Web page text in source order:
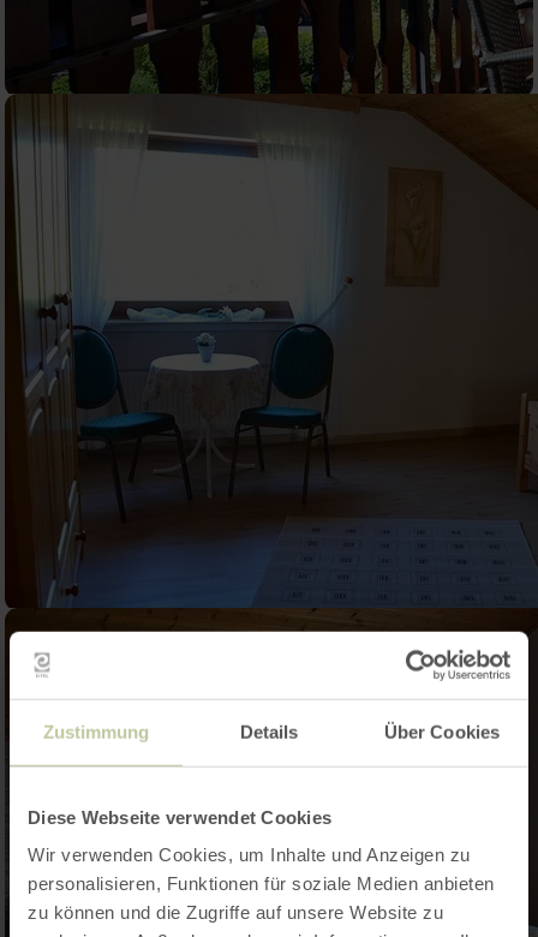
Zustimmung Details Über Cookies
Diese Webseite verwendet Cookies
Wir verwenden Cookies, um Inhalte und Anzeigen zu
personalisieren, Funktionen für soziale Medien anbieten
zu können und die Zugriffe auf unsere Website zu